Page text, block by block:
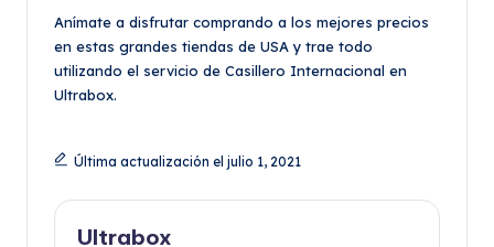
Anímate a disfrutar comprando a los mejores precios
en estas grandes tiendas de USA y trae todo
utilizando el servicio de Casillero Internacional en
Ultrabox.
Última actualización el julio 1, 2021
Ultrabox